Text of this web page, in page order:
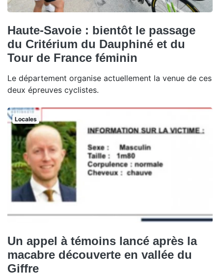
Haute-Savoie : bientôt le passage
du Critérium du Dauphiné et du
Tour de France féminin
Le département organise actuellement la venue de ces
deux épreuves cyclistes.
Locales
Un appel à témoins lancé après la
macabre découverte en vallée du
Giffre